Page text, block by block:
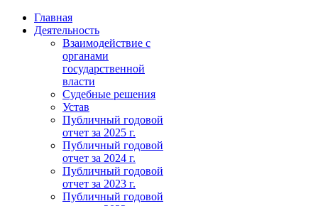
Главная
Деятельность
Взаимодействие с
органами
государственной
власти
Судебные решения
Устав
Публичный годовой
отчет за 2025 г.
Публичный годовой
отчет за 2024 г.
Публичный годовой
отчет за 2023 г.
Публичный годовой